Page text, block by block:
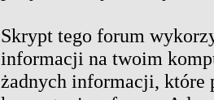
Skrypt tego forum
informacji na twoim
żadnych informacji, które